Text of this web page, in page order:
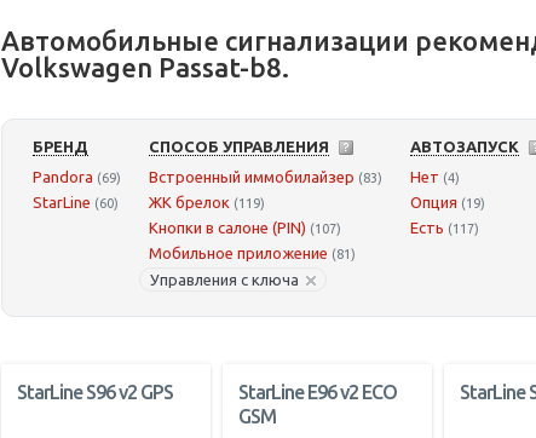
Автомобильные сигнализации
Volkswagen Passat-b8.
БРЕНД
Pandora (69)
StarLine (60)
СПОСОБ УПРАВЛЕНИЯ
Встроенный иммобилайзер (83)
ЖК брелок (119)
Кнопки в салоне (PIN) (107)
Мобильное приложение (81)
Управления с ключа
АВТОЗАПУСК
Нет (4)
Опция (19)
Есть (117)
StarLine S96 v2 GPS
StarLine E96 v2 ECO
GSM
StarLine